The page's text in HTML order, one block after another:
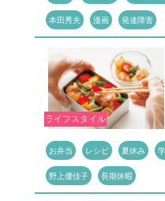
本田秀夫 漫画 発達障害
ライフスタイル
お弁当 レシピ 夏休み
野上優佳子 長期休暇